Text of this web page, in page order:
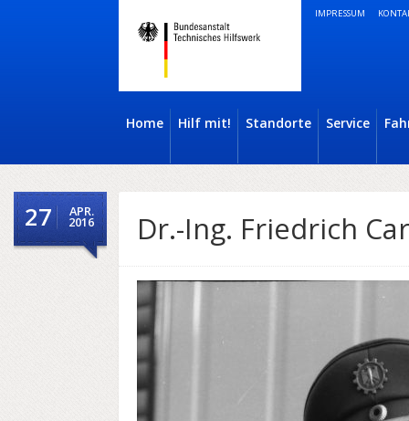
IMPRESSUM
Home Hilf mit! Standorte Service
27 APR.
2016 Dr.-Ing. Friedrich